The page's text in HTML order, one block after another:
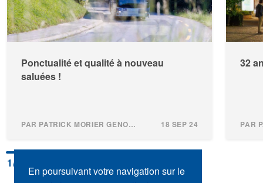
Ponctualité et qualité à nouveau
saluées !
PAR PATRICK MORIER GENOUD 18 SEP 24
32
1 /4
En poursuivant votre navigation sur le